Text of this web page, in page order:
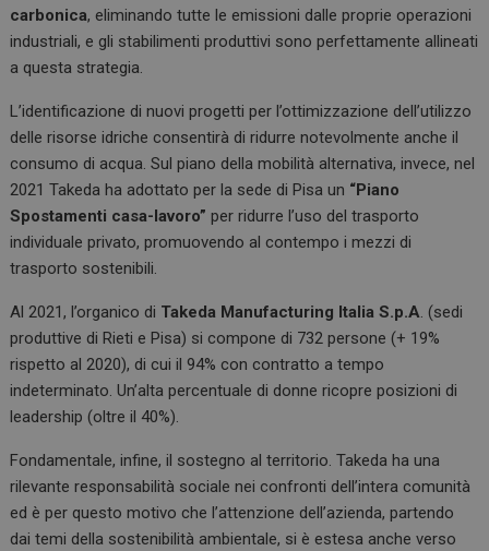
carbonica, eliminando tutte le emissioni dalle proprie operazioni
industriali, e gli stabilimenti produttivi sono perfettamente allineati
a questa strategia.
L’identificazione di nuovi progetti per l’ottimizzazione dell’utilizzo
delle risorse idriche consentirà di ridurre notevolmente anche il
consumo di acqua. Sul piano della mobilità alternativa, invece, nel
2021 Takeda ha adottato per la sede di Pisa un “Piano
Spostamenti casa-lavoro” per ridurre l’uso del trasporto
individuale privato, promuovendo al contempo i mezzi di
trasporto sostenibili.
Al 2021, l’organico di Takeda Manufacturing Italia S.p.A. (sedi
produttive di Rieti e Pisa) si compone di 732 persone (+ 19%
rispetto al 2020), di cui il 94% con contratto a tempo
indeterminato. Un’alta percentuale di donne ricopre posizioni di
leadership (oltre il 40%).
Fondamentale, infine, il sostegno al territorio. Takeda ha una
rilevante responsabilità sociale nei confronti dell’intera comunità
ed è per questo motivo che l’attenzione dell’azienda, partendo
dai temi della sostenibilità ambientale, si è estesa anche verso